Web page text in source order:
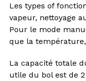
Les types of
vapeur, nettoyage
Pour le mode
que la
La capacité totale
utile du bol est de